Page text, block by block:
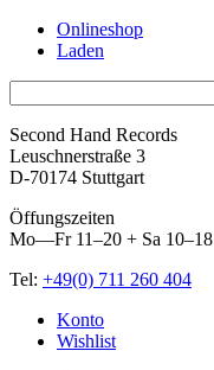
Onlineshop
Laden
Second Hand Records
Leuschnerstraße 3
D-70174 Stuttgart
Öffungszeiten
Mo—Fr 11–20 + Sa 10–18
Tel: +49(0) 711 260 404
Skip
Konto
Wishlist